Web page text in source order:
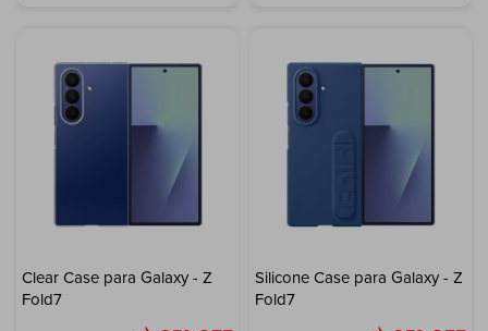
Clear Case para Galaxy - Z
Fold7
Silicone Case para Galaxy - Z
Fold7